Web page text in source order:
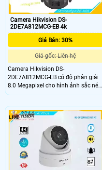
Camera Hikvision DS-
2DE7A812MCG-EB 4k
Giá Bán: 30%
Giá gốc: Liên hệ
Camera Hikvision DS-
2DE7A812MCG-EB có độ phân giải
8.0 Megapixel cho hình ảnh sắc nét
và chi tiết cao. Tính năng quay xoay
2DE7A812MCG-EB giúp người dùng
có thể giám sát và quản lý một diện
tích lớn một cách hiệu quả và toàn
diện hơn
2044